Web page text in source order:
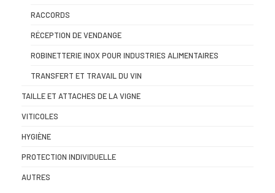
RACCORDS
RÉCEPTION DE VENDANGE
ROBINETTERIE INOX POUR INDUSTRIES ALIMENTAIRES
TRANSFERT ET TRAVAIL DU VIN
TAILLE ET ATTACHES DE LA VIGNE
VITICOLES
HYGIÈNE
PROTECTION INDIVIDUELLE
AUTRES